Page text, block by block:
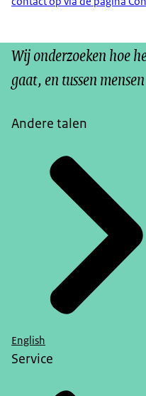
Wij onderzoeken hoe
gaat, en tussen
Andere talen
English
Service